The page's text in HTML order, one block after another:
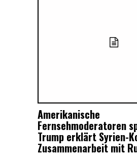
Amerikanische
Fernsehmoderatoren
Trump erklärt Syrien-
Zusammenarbeit mit